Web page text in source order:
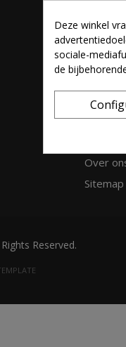
Nieuwe
Best
Politica
Over
Sitemap
Rights Reserved.
Deze winkel
sociale-
de